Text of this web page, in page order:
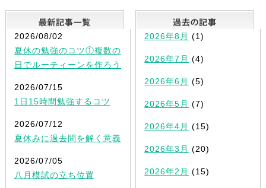
最新記事一覧
2026/08/02
夏休の勉強のコツ①複数の
日でルーティーンを作ろう
2026/07/15
1日15時間勉強するコツ
2026/07/12
夏休みに過去問を解く意義
2026/07/05
八月模試の立ち位置
2026年8月 (1)
2026年7月 (4)
2026年6月 (5)
2026年5月 (7)
2026年4月 (15)
2026年3月 (20)
2026年2月 (15)